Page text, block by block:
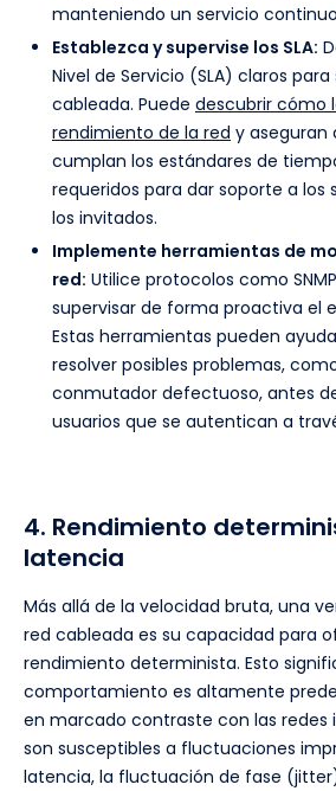
manteniendo un servicio
Establezca y supervise los SLA:
Nivel de Servicio (SLA) claros
cableada. Puede descubrir cómo
rendimiento de la red y aseguran
cumplan los estándares de
requeridos para dar soporte a los
los invitados.
Implemente herramientas de
red: Utilice protocolos como
supervisar de forma proactiva el
Estas herramientas pueden
resolver posibles problemas,
conmutador defectuoso, antes
usuarios que se autentican a
4. Rendimiento
latencia
Más allá de la velocidad bruta, una
red cableada es su capacidad para
rendimiento determinista. Esto
comportamiento es altamente
en marcado contraste con las redes
son susceptibles a fluctuaciones
latencia, la fluctuación de fase